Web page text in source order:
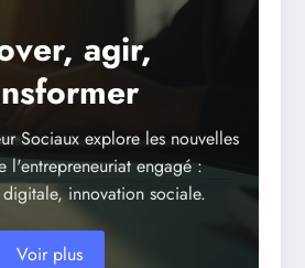
agir,
Sociaux explore les nouvelles
l'entrepreneuriat engagé :
innovation sociale.
Voir plus